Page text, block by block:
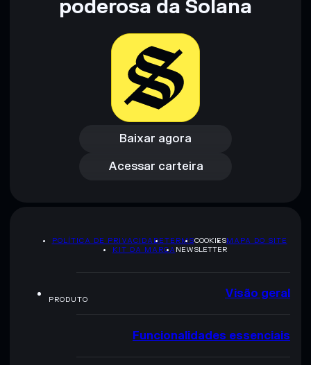
pesquisa. Dados fornecidos pelo rugcheck.xyz.
poderosa da Solana
Baixar agora
Baixar agora
Acessar carteira
Acessar carteira
POLÍTICA DE PRIVACIDADETERMSCOOKIESMAPA DO SITE
KIT DA MARCA NEWSLETTER
PRODUTO Visão geral
Funcionalidades essenciais